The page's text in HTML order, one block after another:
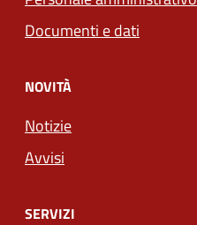
Documenti e dati
NOVITÀ
Notizie
Avvisi
SERVIZI